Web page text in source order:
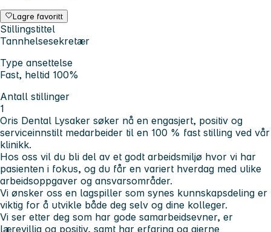
Lagre favoritt
Stillingstittel
Tannhelsesekretær
Type ansettelse
Fast, heltid 100%
Antall stillinger
1
Oris Dental Lysaker søker nå en engasjert, positiv og
serviceinnstilt medarbeider til en 100 % fast stilling ved vår
klinikk.
Hos oss vil du bli del av et godt arbeidsmiljø hvor vi har
pasienten i fokus, og du får en variert hverdag med ulike
arbeidsoppgaver og ansvarsområder.
Vi ønsker oss en lagspiller som synes kunnskapsdeling er
viktig for å utvikle både deg selv og dine kolleger.
Vi ser etter deg som har gode samarbeidsevner, er
lærevillig og positiv, samt har erfaring og gjerne